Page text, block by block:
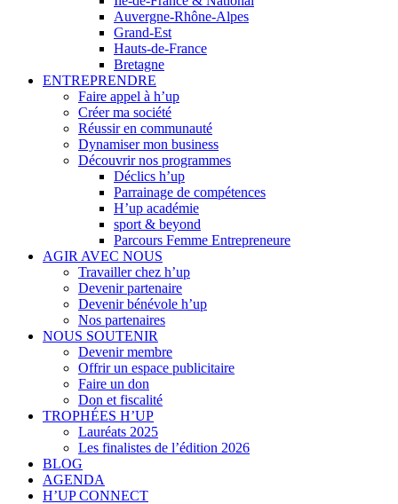
Auvergne-Rhône-Alpes
Grand-Est
Hauts-de-France
Bretagne
ENTREPRENDRE
Faire appel à h’up
Créer ma société
Réussir en communauté
Dynamiser mon business
Découvrir nos programmes
Déclics h’up
Parrainage de compétences
H’up académie
sport & beyond
Parcours Femme Entrepreneure
AGIR AVEC NOUS
Travailler chez h’up
Devenir partenaire
Devenir bénévole h’up
Nos partenaires
NOUS SOUTENIR
Devenir membre
Offrir un espace publicitaire
Faire un don
Don et fiscalité
TROPHÉES H’UP
Lauréats 2025
Les finalistes de l’édition 2026
BLOG
AGENDA
H’UP CONNECT